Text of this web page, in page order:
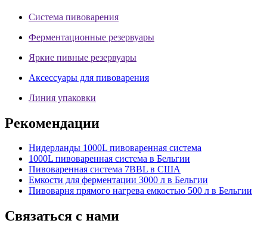
Система пивоварения
Ферментационные резервуары
Яркие пивные резервуары
Аксессуары для пивоварения
Линия упаковки
Рекомендации
Нидерланды 1000L пивоваренная система
1000L пивоваренная система в Бельгии
Пивоваренная система 7BBL в США
Емкости для ферментации 3000 л в Бельгии
Пивоварня прямого нагрева емкостью 500 л в Бельгии
Связаться с нами